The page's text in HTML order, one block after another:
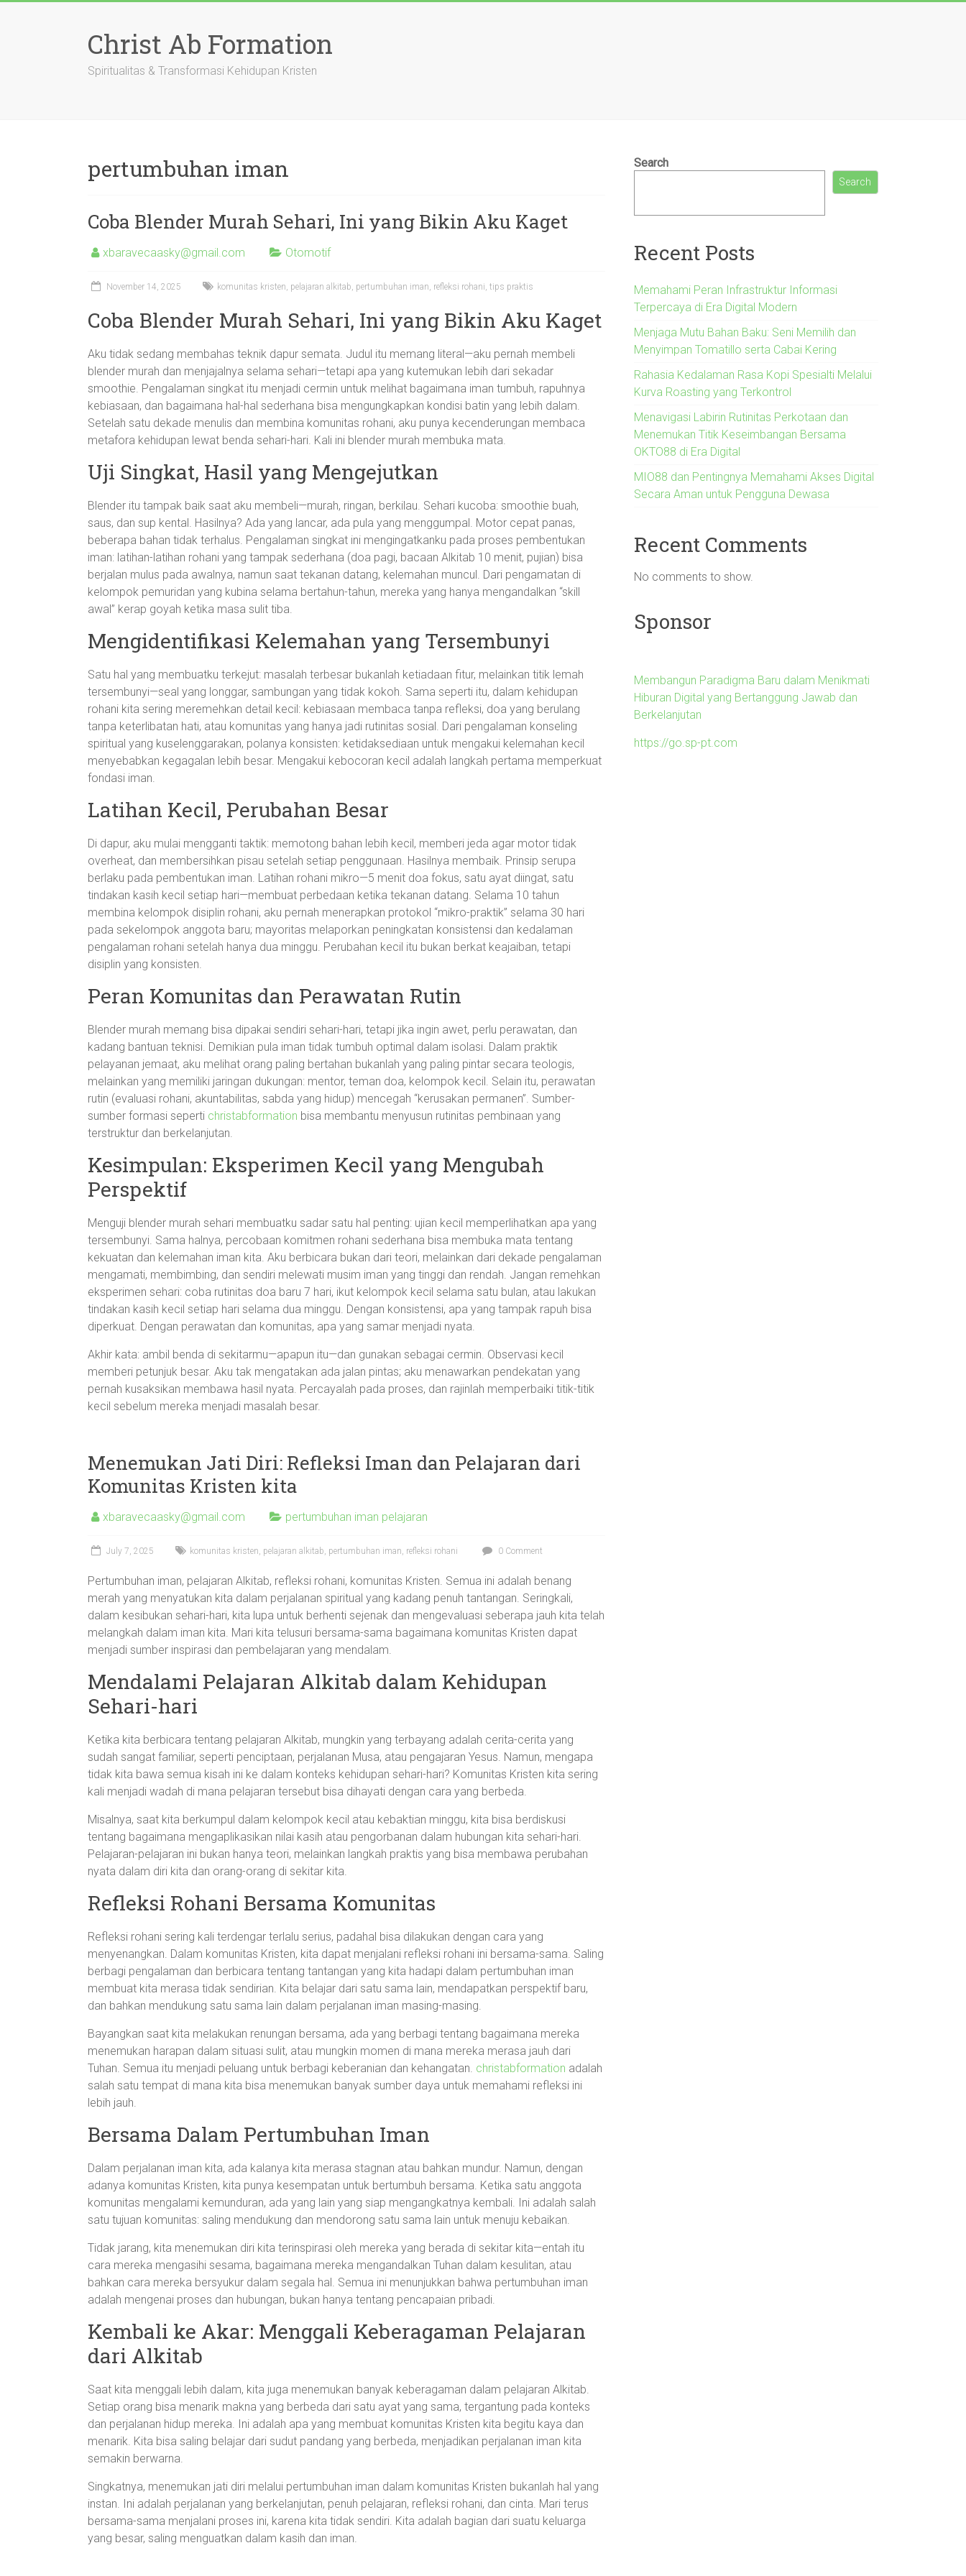
Christ Ab Formation
Spiritualitas & Transformasi Kehidupan Kristen
pertumbuhan iman
Coba Blender Murah Sehari, Ini yang Bikin Aku Kaget
xbaravecaasky@gmail.com Otomotif
November 14, 2025 komunitas kristen, pelajaran alkitab, pertumbuhan iman, refleksi rohani, tips praktis
Coba Blender Murah Sehari, Ini yang Bikin Aku Kaget
Aku tidak sedang membahas teknik dapur semata. Judul itu memang literal—aku pernah membeli
blender murah dan menjajalnya selama sehari—tetapi apa yang kutemukan lebih dari sekadar
smoothie. Pengalaman singkat itu menjadi cermin untuk melihat bagaimana iman tumbuh, rapuhnya
kebiasaan, dan bagaimana hal-hal sederhana bisa mengungkapkan kondisi batin yang lebih dalam.
Setelah satu dekade menulis dan membina komunitas rohani, aku punya kecenderungan membaca
metafora kehidupan lewat benda sehari-hari. Kali ini blender murah membuka mata.
Uji Singkat, Hasil yang Mengejutkan
Blender itu tampak baik saat aku membeli—murah, ringan, berkilau. Sehari kucoba: smoothie buah,
saus, dan sup kental. Hasilnya? Ada yang lancar, ada pula yang menggumpal. Motor cepat panas,
beberapa bahan tidak terhalus. Pengalaman singkat ini mengingatkanku pada proses pembentukan
iman: latihan-latihan rohani yang tampak sederhana (doa pagi, bacaan Alkitab 10 menit, pujian) bisa
berjalan mulus pada awalnya, namun saat tekanan datang, kelemahan muncul. Dari pengamatan di
kelompok pemuridan yang kubina selama bertahun-tahun, mereka yang hanya mengandalkan “skill
awal” kerap goyah ketika masa sulit tiba.
Mengidentifikasi Kelemahan yang Tersembunyi
Satu hal yang membuatku terkejut: masalah terbesar bukanlah ketiadaan fitur, melainkan titik lemah
tersembunyi—seal yang longgar, sambungan yang tidak kokoh. Sama seperti itu, dalam kehidupan
rohani kita sering meremehkan detail kecil: kebiasaan membaca tanpa refleksi, doa yang berulang
tanpa keterlibatan hati, atau komunitas yang hanya jadi rutinitas sosial. Dari pengalaman konseling
spiritual yang kuselenggarakan, polanya konsisten: ketidaksediaan untuk mengakui kelemahan kecil
menyebabkan kegagalan lebih besar. Mengakui kebocoran kecil adalah langkah pertama memperkuat
fondasi iman.
Latihan Kecil, Perubahan Besar
Di dapur, aku mulai mengganti taktik: memotong bahan lebih kecil, memberi jeda agar motor tidak
overheat, dan membersihkan pisau setelah setiap penggunaan. Hasilnya membaik. Prinsip serupa
berlaku pada pembentukan iman. Latihan rohani mikro—5 menit doa fokus, satu ayat diingat, satu
tindakan kasih kecil setiap hari—membuat perbedaan ketika tekanan datang. Selama 10 tahun
membina kelompok disiplin rohani, aku pernah menerapkan protokol “mikro-praktik” selama 30 hari
pada sekelompok anggota baru; mayoritas melaporkan peningkatan konsistensi dan kedalaman
pengalaman rohani setelah hanya dua minggu. Perubahan kecil itu bukan berkat keajaiban, tetapi
disiplin yang konsisten.
Peran Komunitas dan Perawatan Rutin
Blender murah memang bisa dipakai sendiri sehari-hari, tetapi jika ingin awet, perlu perawatan, dan
kadang bantuan teknisi. Demikian pula iman tidak tumbuh optimal dalam isolasi. Dalam praktik
pelayanan jemaat, aku melihat orang paling bertahan bukanlah yang paling pintar secara teologis,
melainkan yang memiliki jaringan dukungan: mentor, teman doa, kelompok kecil. Selain itu, perawatan
rutin (evaluasi rohani, akuntabilitas, sabda yang hidup) mencegah “kerusakan permanen”. Sumber-
sumber formasi seperti christabformation bisa membantu menyusun rutinitas pembinaan yang
terstruktur dan berkelanjutan.
Kesimpulan: Eksperimen Kecil yang Mengubah
Perspektif
Menguji blender murah sehari membuatku sadar satu hal penting: ujian kecil memperlihatkan apa yang
tersembunyi. Sama halnya, percobaan komitmen rohani sederhana bisa membuka mata tentang
kekuatan dan kelemahan iman kita. Aku berbicara bukan dari teori, melainkan dari dekade pengalaman
mengamati, membimbing, dan sendiri melewati musim iman yang tinggi dan rendah. Jangan remehkan
eksperimen sehari: coba rutinitas doa baru 7 hari, ikut kelompok kecil selama satu bulan, atau lakukan
tindakan kasih kecil setiap hari selama dua minggu. Dengan konsistensi, apa yang tampak rapuh bisa
diperkuat. Dengan perawatan dan komunitas, apa yang samar menjadi nyata.
Akhir kata: ambil benda di sekitarmu—apapun itu—dan gunakan sebagai cermin. Observasi kecil
memberi petunjuk besar. Aku tak mengatakan ada jalan pintas; aku menawarkan pendekatan yang
pernah kusaksikan membawa hasil nyata. Percayalah pada proses, dan rajinlah memperbaiki titik-titik
kecil sebelum mereka menjadi masalah besar.
Menemukan Jati Diri: Refleksi Iman dan Pelajaran dari
Komunitas Kristen kita
xbaravecaasky@gmail.com pertumbuhan iman pelajaran
July 7, 2025 komunitas kristen, pelajaran alkitab, pertumbuhan iman, refleksi rohani 0 Comment
Pertumbuhan iman, pelajaran Alkitab, refleksi rohani, komunitas Kristen. Semua ini adalah benang
merah yang menyatukan kita dalam perjalanan spiritual yang kadang penuh tantangan. Seringkali,
dalam kesibukan sehari-hari, kita lupa untuk berhenti sejenak dan mengevaluasi seberapa jauh kita telah
melangkah dalam iman kita. Mari kita telusuri bersama-sama bagaimana komunitas Kristen dapat
menjadi sumber inspirasi dan pembelajaran yang mendalam.
Mendalami Pelajaran Alkitab dalam Kehidupan
Sehari-hari
Ketika kita berbicara tentang pelajaran Alkitab, mungkin yang terbayang adalah cerita-cerita yang
sudah sangat familiar, seperti penciptaan, perjalanan Musa, atau pengajaran Yesus. Namun, mengapa
tidak kita bawa semua kisah ini ke dalam konteks kehidupan sehari-hari? Komunitas Kristen kita sering
kali menjadi wadah di mana pelajaran tersebut bisa dihayati dengan cara yang berbeda.
Misalnya, saat kita berkumpul dalam kelompok kecil atau kebaktian minggu, kita bisa berdiskusi
tentang bagaimana mengaplikasikan nilai kasih atau pengorbanan dalam hubungan kita sehari-hari.
Pelajaran-pelajaran ini bukan hanya teori, melainkan langkah praktis yang bisa membawa perubahan
nyata dalam diri kita dan orang-orang di sekitar kita.
Refleksi Rohani Bersama Komunitas
Refleksi rohani sering kali terdengar terlalu serius, padahal bisa dilakukan dengan cara yang
menyenangkan. Dalam komunitas Kristen, kita dapat menjalani refleksi rohani ini bersama-sama. Saling
berbagi pengalaman dan berbicara tentang tantangan yang kita hadapi dalam pertumbuhan iman
membuat kita merasa tidak sendirian. Kita belajar dari satu sama lain, mendapatkan perspektif baru,
dan bahkan mendukung satu sama lain dalam perjalanan iman masing-masing.
Bayangkan saat kita melakukan renungan bersama, ada yang berbagi tentang bagaimana mereka
menemukan harapan dalam situasi sulit, atau mungkin momen di mana mereka merasa jauh dari
Tuhan. Semua itu menjadi peluang untuk berbagi keberanian dan kehangatan. christabformation adalah
salah satu tempat di mana kita bisa menemukan banyak sumber daya untuk memahami refleksi ini
lebih jauh.
Bersama Dalam Pertumbuhan Iman
Dalam perjalanan iman kita, ada kalanya kita merasa stagnan atau bahkan mundur. Namun, dengan
adanya komunitas Kristen, kita punya kesempatan untuk bertumbuh bersama. Ketika satu anggota
komunitas mengalami kemunduran, ada yang lain yang siap mengangkatnya kembali. Ini adalah salah
satu tujuan komunitas: saling mendukung dan mendorong satu sama lain untuk menuju kebaikan.
Tidak jarang, kita menemukan diri kita terinspirasi oleh mereka yang berada di sekitar kita—entah itu
cara mereka mengasihi sesama, bagaimana mereka mengandalkan Tuhan dalam kesulitan, atau
bahkan cara mereka bersyukur dalam segala hal. Semua ini menunjukkan bahwa pertumbuhan iman
adalah mengenai proses dan hubungan, bukan hanya tentang pencapaian pribadi.
Kembali ke Akar: Menggali Keberagaman Pelajaran
dari Alkitab
Saat kita menggali lebih dalam, kita juga menemukan banyak keberagaman dalam pelajaran Alkitab.
Setiap orang bisa menarik makna yang berbeda dari satu ayat yang sama, tergantung pada konteks
dan perjalanan hidup mereka. Ini adalah apa yang membuat komunitas Kristen kita begitu kaya dan
menarik. Kita bisa saling belajar dari sudut pandang yang berbeda, menjadikan perjalanan iman kita
semakin berwarna.
Singkatnya, menemukan jati diri melalui pertumbuhan iman dalam komunitas Kristen bukanlah hal yang
instan. Ini adalah perjalanan yang berkelanjutan, penuh pelajaran, refleksi rohani, dan cinta. Mari terus
bersama-sama menjalani proses ini, karena kita tidak sendiri. Kita adalah bagian dari suatu keluarga
yang besar, saling menguatkan dalam kasih dan iman.
Search
Search
Recent Posts
Memahami Peran Infrastruktur Informasi
Terpercaya di Era Digital Modern
Menjaga Mutu Bahan Baku: Seni Memilih dan
Menyimpan Tomatillo serta Cabai Kering
Rahasia Kedalaman Rasa Kopi Spesialti Melalui
Kurva Roasting yang Terkontrol
Menavigasi Labirin Rutinitas Perkotaan dan
Menemukan Titik Keseimbangan Bersama
OKTO88 di Era Digital
MIO88 dan Pentingnya Memahami Akses Digital
Secara Aman untuk Pengguna Dewasa
Recent Comments
No comments to show.
Sponsor
Membangun Paradigma Baru dalam Menikmati
Hiburan Digital yang Bertanggung Jawab dan
Berkelanjutan
https://go.sp-pt.com